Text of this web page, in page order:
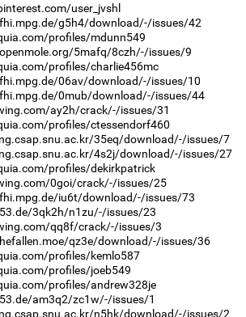
user_jvshl
g5h4/download/-/issues/42
profiles/mdunn549
5mafq/8czh/-/issues/9
profiles/charlie456mc
06av/download/-/issues/10
0mub/download/-/issues/44
ay2h/crack/-/issues/31
profiles/ctessendorf460
35eq/download/-/issues/7
4s2j/download/-/issues/27
profiles/dekirkpatrick
0goi/crack/-/issues/25
iu6t/download/-/issues/73
3qk2h/n1zu/-/issues/23
qq8f/crack/-/issues/3
qz3e/download/-/issues/36
profiles/kemlo587
profiles/joeb549
profiles/andrew328je
am3q2/zc1w/-/issues/1
n5hk/download/-/issues/2